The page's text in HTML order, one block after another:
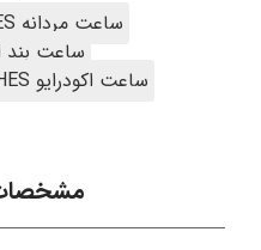
ساعت مردانه MEN'S WATCHES
ساعت بند
ساعت اکودرایو ECO-DRIVE WATCHES